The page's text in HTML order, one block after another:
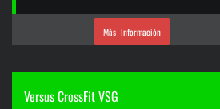
Más Información
Versus CrossFit VSG